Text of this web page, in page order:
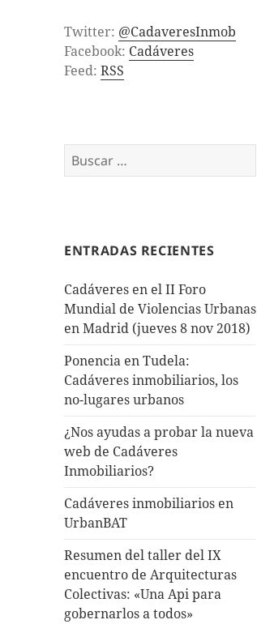
Twitter: @CadaveresInmob
Facebook: Cadáveres
Feed:RSS
Buscar:
ENTRADAS RECIENTES
Cadáveres en el II Foro
Mundial de Violencias Urbanas
en Madrid (jueves 8 nov 2018)
Ponencia en Tudela:
Cadáveres inmobiliarios, los
no-lugares urbanos
¿Nos ayudas a probar la nueva
web de Cadáveres
Inmobiliarios?
Cadáveres inmobiliarios en
UrbanBAT
Resumen del taller del IX
encuentro de Arquitecturas
Colectivas: «Una Api para
gobernarlos a todos»